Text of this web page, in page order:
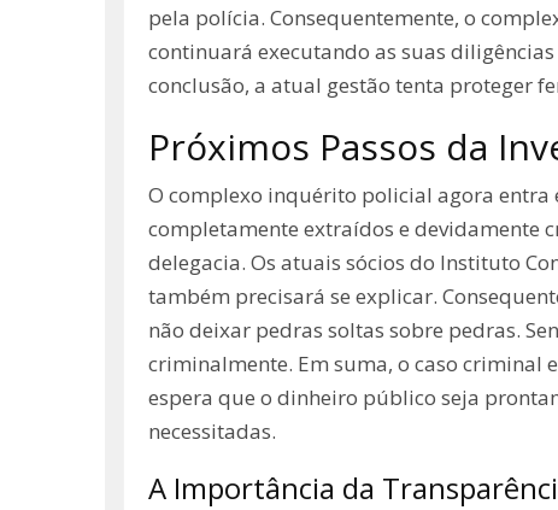
pela polícia. Consequentemente, o
continuará executando as suas
conclusão, a atual gestão tenta proteger
Próximos Passos da
O complexo inquérito policial agora entra
completamente extraídos e devidamente
delegacia. Os atuais sócios do Instituto
também precisará se explicar.
não deixar pedras soltas sobre pedras.
criminalmente. Em suma, o caso criminal
espera que o dinheiro público seja
necessitadas.
A Importância da